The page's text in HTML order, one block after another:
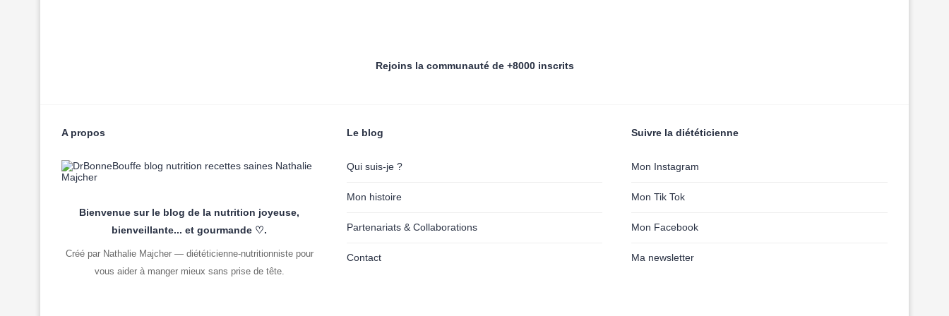
Rejoins la communauté de +8000 inscrits
A propos
Bienvenue sur le blog de la nutrition joyeuse,
bienveillante... et gourmande ♡.
Créé par Nathalie Majcher — diététicienne-nutritionniste pour
vous aider à manger mieux sans prise de tête.
Le blog
Qui suis-je ?
Mon histoire
Partenariats & Collaborations
Contact
Suivre la diététicienne
Mon Instagram
Mon Tik Tok
Mon Facebook
Ma newsletter